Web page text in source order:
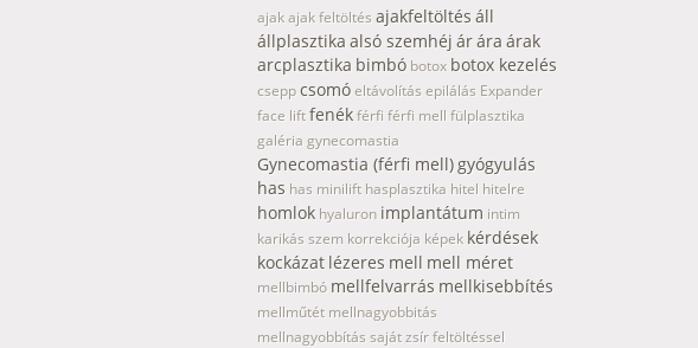
ajakajak feltöltés ajakfeltöltés áll
állplasztika alsó szemhéj árára árak
arcplasztika bimbó botox botox kezelés
cseppcsomóeltávolítás epilálás Expander
face liftfenékférfi férfi mell fülplasztika
galéria gynecomastia
Gynecomastia (férfi mell)gyógyulás
has has minilift hasplasztika hitel hitelre
homlok hyaluron implantátum intim
karikás szem korrekciója képek kérdések
kockázat lézeres mell mell méret
mellbimbó mellfelvarrás mellkisebbítés
mellműtét mellnagyobbitás
mellnagyobbítás saját zsír feltöltéssel